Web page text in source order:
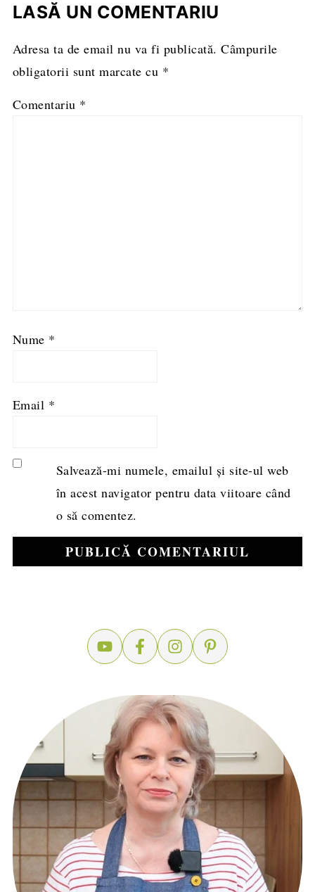
LASĂ UN COMENTARIU
Adresa ta de email nu va fi publicată. Câmpurile
obligatorii sunt marcate cu *
Comentariu *
Nume *
Email *
Salvează-mi numele, emailul și site-ul web
în acest navigator pentru data viitoare când
o să comentez.